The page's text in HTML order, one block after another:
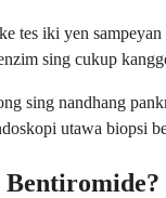
tes iki yen
sing cukup
sing nandhang
utawa biopsi